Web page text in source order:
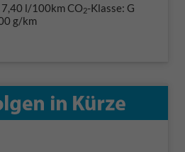
7,40 l/100kmCO2-Klasse: G
g/km